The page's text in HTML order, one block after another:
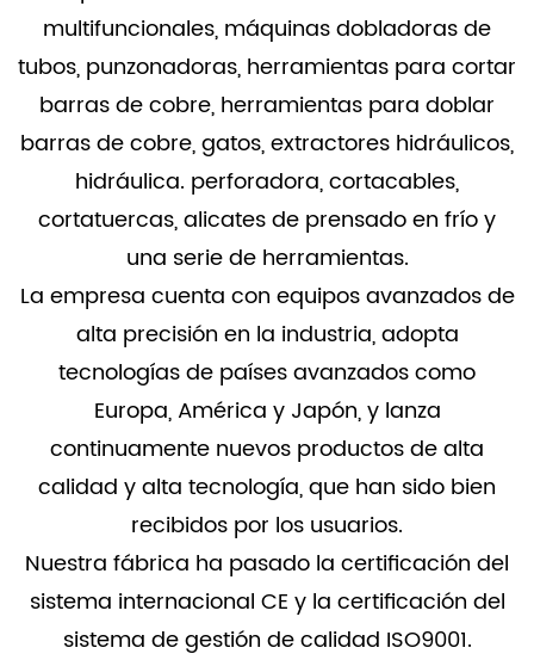
multifuncionales, máquinas dobladoras de
tubos, punzonadoras, herramientas para cortar
barras de cobre, herramientas para doblar
barras de cobre, gatos, extractores hidráulicos,
hidráulica. perforadora, cortacables,
cortatuercas, alicates de prensado en frío y
una serie de herramientas.
La empresa cuenta con equipos avanzados de
alta precisión en la industria, adopta
tecnologías de países avanzados como
Europa, América y Japón, y lanza
continuamente nuevos productos de alta
calidad y alta tecnología, que han sido bien
recibidos por los usuarios.
Nuestra fábrica ha pasado la certificación del
sistema internacional CE y la certificación del
sistema de gestión de calidad ISO9001.